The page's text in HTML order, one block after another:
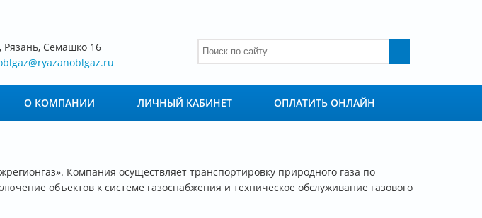
ФОРМА ПОИСКА
Поиск
Рязань, Семашко 16
О КОМПАНИИ ЛИЧНЫЙ КАБИНЕТ ОПЛАТИТЬ ОНЛАЙН
Компания осуществляет транспортировку природного газа по
объектов к системе газоснабжения и техническое обслуживание газового